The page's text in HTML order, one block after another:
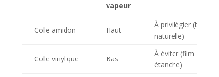
vapeur
Colle amidon Haut
À privilégier (base
naturelle)
Colle vinylique Bas
À éviter (film
étanche)